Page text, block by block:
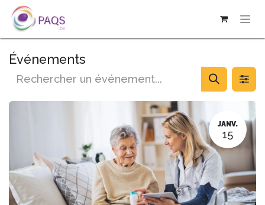
SE RENDRE AU CONTENU
Événements
JANV.
15